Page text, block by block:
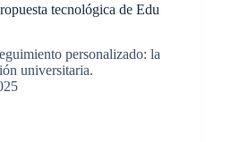
tecnológica de Edu
personalizado: la
universitaria.